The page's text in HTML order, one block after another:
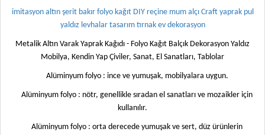
imitasyon altın şerit bakır folyo kağıt DIY reçine mum alçı Craft yaprak pul
yaldız levhalar tasarım tırnak ev dekorasyon
Metalik Altın Varak Yaprak Kağıdı - Folyo Kağıt Balçık Dekorasyon Yaldız
Mobilya, Kendin Yap Çiviler, Sanat, El Sanatları, Tablolar
Alüminyum folyo : ince ve yumuşak, mobilyalara uygun.
Alüminyum folyo : nötr, genellikle sıradan el sanatları ve mozaikler için
kullanılır.
Alüminyum folyo : orta derecede yumuşak ve sert, düz ürünlerin